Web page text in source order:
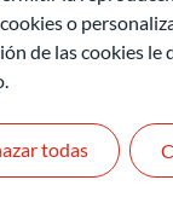
o
de las cookies
todas